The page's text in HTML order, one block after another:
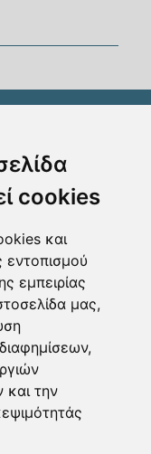
cookies
και
εντοπισμού
εμπειρίας
μας,
την